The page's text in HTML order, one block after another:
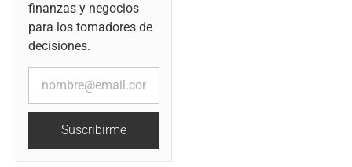
finanzas y negocios
para los tomadores de
decisiones.
Suscribirme